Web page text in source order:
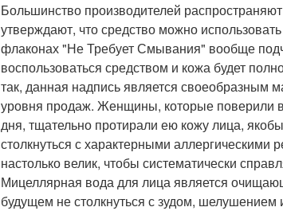
Большинство производителей
утверждают, что средство можно
флаконах "Не Требует Смывания" вообще
воспользоваться средством и кожа будет
так, данная надпись является своеобразным
уровня продаж. Женщины, которые поверили
дня, тщательно протирали ею кожу лица,
столкнуться с характерными аллергическими
настолько велик, чтобы систематически
Мицеллярная вода для лица является
будущем не столкнуться с зудом,